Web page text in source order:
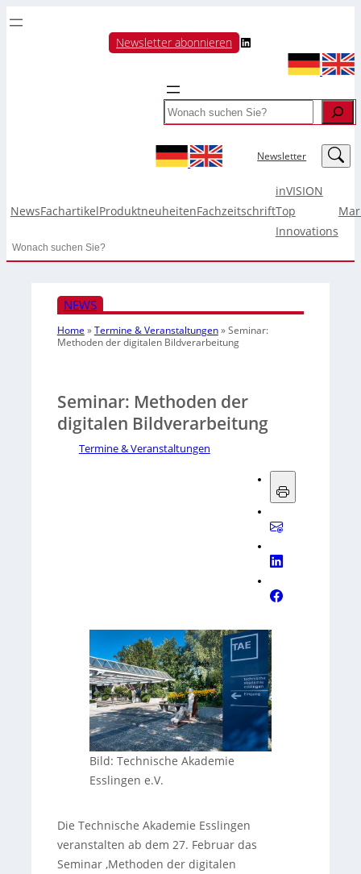
Newsletter abonnieren LinkedIn
Search
Newsletter LinkedIn
NewsFachartikelProduktneuheitenFachzeitschrift
inVISION
Top
Innovations
Search
NEWS
Home »Termine & Veranstaltungen»Seminar:
Methoden der digitalen Bildverarbeitung
Seminar: Methoden der
digitalen Bildverarbeitung
Termine & Veranstaltungen
Bild: Technische Akademie
Esslingen e.V.
Die Technische Akademie Esslingen
veranstalten ab dem 27. Februar das
Seminar ‚Methoden der digitalen